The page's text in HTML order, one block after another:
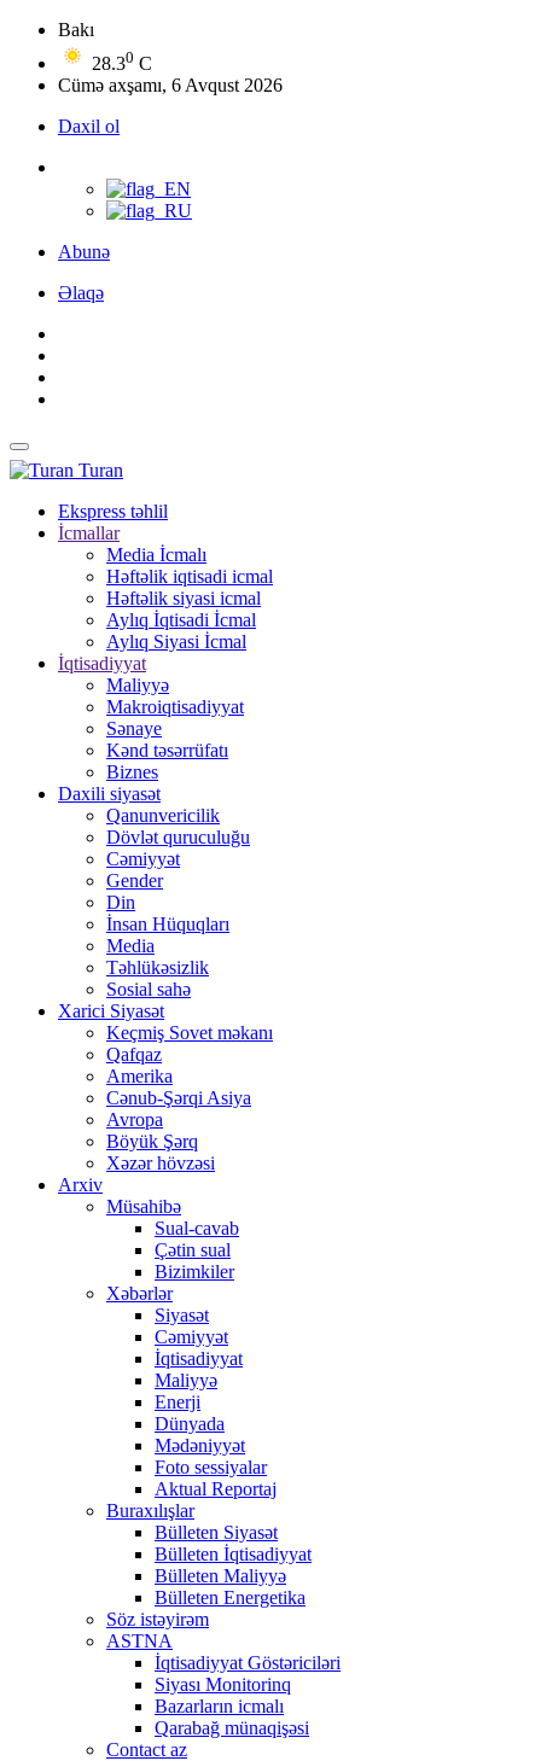
Bakı
28.30 C
Cümə axşamı, 6 Avqust 2026
Daxil ol
Abunə
Əlaqə
Turan
Ekspress təhlil
İcmallar
Media İcmalı
Həftəlik iqtisadi icmal
Həftəlik siyasi icmal
Aylıq İqtisadi İcmal
Aylıq Siyasi İcmal
İqtisadiyyat
Maliyyə
Makroiqtisadiyyat
Sənaye
Kənd təsərrüfatı
Biznes
Daxili siyasət
Qanunvericilik
Dövlət quruculuğu
Cəmiyyət
Gender
Din
İnsan Hüquqları
Media
Təhlükəsizlik
Sosial sahə
Xarici Siyasət
Keçmiş Sovet məkanı
Qafqaz
Amerika
Cənub-Şərqi Asiya
Avropa
Böyük Şərq
Xəzər hövzəsi
Arxiv
Müsahibə
Sual-cavab
Çətin sual
Bizimkiler
Xəbərlər
Siyasət
Cəmiyyət
İqtisadiyyat
Maliyyə
Enerji
Dünyada
Mədəniyyət
Foto sessiyalar
Aktual Reportaj
Buraxılışlar
Bülleten Siyasət
Bülleten İqtisadiyyat
Bülleten Maliyyə
Bülleten Energetika
Söz istəyirəm
ASTNA
İqtisadiyyat Göstəriciləri
Siyası Monitorinq
Bazarların icmalı
Qarabağ münaqişəsi
Contact az